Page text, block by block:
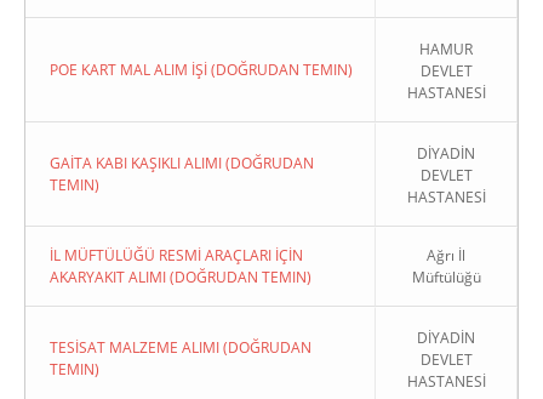
POE KART MAL ALIM İŞİ (DOĞRUDAN TEMIN)
HAMUR
DEVLET
HASTANESİ
GAİTA KABI KAŞIKLI ALIMI (DOĞRUDAN
TEMIN)
DİYADİN
DEVLET
HASTANESİ
İL MÜFTÜLÜĞÜ RESMİ ARAÇLARI İÇİN
AKARYAKIT ALIMI (DOĞRUDAN TEMIN)
Ağrı İl
Müftülüğü
TESİSAT MALZEME ALIMI (DOĞRUDAN
TEMIN)
DİYADİN
DEVLET
HASTANESİ